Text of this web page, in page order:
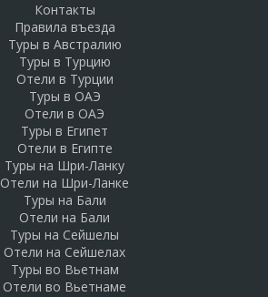
Контакты
Правила въезда
Туры в Австралию
Туры в Турцию
Отели в Турции
Туры в ОАЭ
Отели в ОАЭ
Туры в Египет
Отели в Египте
Туры на Шри-Ланку
Отели на Шри-Ланке
Туры на Бали
Отели на Бали
Туры на Сейшелы
Отели на Сейшелах
Туры во Вьетнам
Отели во Вьетнаме